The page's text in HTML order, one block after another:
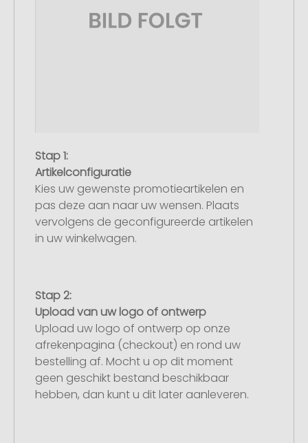
Stap 1:
Artikelconfiguratie
Kies uw gewenste promotieartikelen en
pas deze aan naar uw wensen. Plaats
vervolgens de geconfigureerde artikelen
in uw winkelwagen.
Stap 2:
Upload van uw logo of ontwerp
Upload uw logo of ontwerp op onze
afrekenpagina (checkout) en rond uw
bestelling af. Mocht u op dit moment
geen geschikt bestand beschikbaar
hebben, dan kunt u dit later aanleveren.